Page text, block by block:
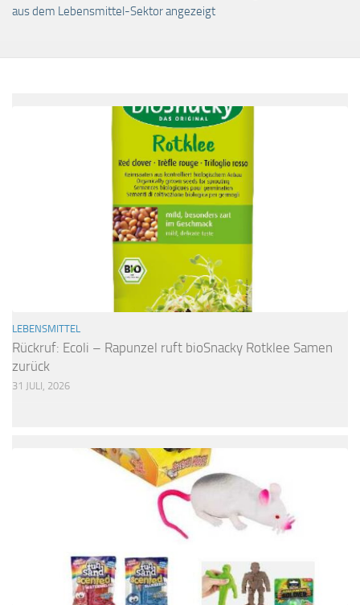
aus dem Lebensmittel-Sektor angezeigt
LEBENSMITTEL
Rückruf: Ecoli – Rapunzel ruft bioSnacky Rotklee Samen
zurück
31 JULI, 2026